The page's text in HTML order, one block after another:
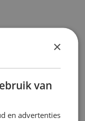
grijs
×
van
en advertenties